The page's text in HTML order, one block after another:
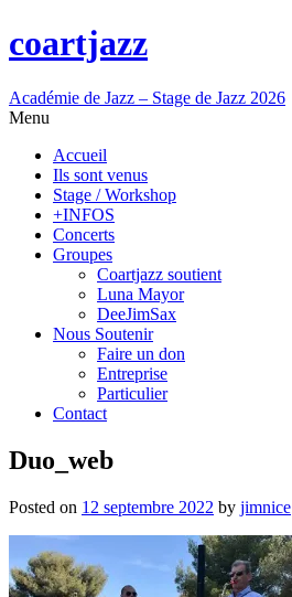
coartjazz
Académie de Jazz – Stage de Jazz 2026
Menu
Accueil
Ils sont venus
Stage / Workshop
+INFOS
Concerts
Groupes
Coartjazz soutient
Luna Mayor
DeeJimSax
Nous Soutenir
Faire un don
Entreprise
Particulier
Contact
Duo_web
Posted on 12 septembre 2022 by jimnice